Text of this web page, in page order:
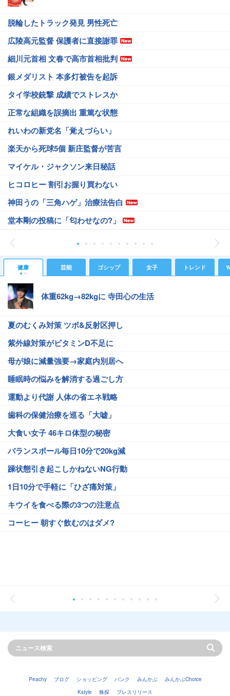
脱輪したトラック発見 男性死亡
広陵高元監督 保護者に直接謝罪
細川元首相 文春で高市首相批判
銀メダリスト 本多灯被告を起訴
タイ学校銃撃 成績でストレスか
正常な組織を誤摘出 重篤な状態
れいわの新党名「覚えづらい」
楽天から死球5個 新庄監督が苦言
マイケル・ジャクソン来日秘話
ヒコロヒー 割引お握り買わない
神田うの「三角ハゲ」治療法告白
堂本剛の投稿に「匂わせなの?」
健康 芸能 ゴシップ 女子 トレンド
体重62kg→82kgに 寺田心の生活
夏のむくみ対策 ツボ&反射区押し
紫外線対策がビタミンD不足に
母が娘に減量強要→家庭内別居へ
睡眠時の悩みを解消する過ごし方
運動より代謝 人体の省エネ戦略
歯科の保健治療を巡る「大嘘」
大食い女子 46キロ体型の秘密
バランスボール毎日10分で20kg減
躁状態引き起こしかねないNG行動
1日10分で手軽に「ひざ痛対策」
キウイを食べる際の3つの注意点
コーヒー 朝すぐ飲むのはダメ?
Peachy ブログ ショッピング バンク みんかぶ
みんかぶChoice
Kstyle
株探 プレスリリース